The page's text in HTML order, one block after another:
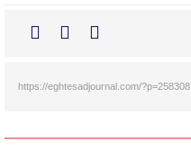
https://eghtesadjournal.com/?p=258308